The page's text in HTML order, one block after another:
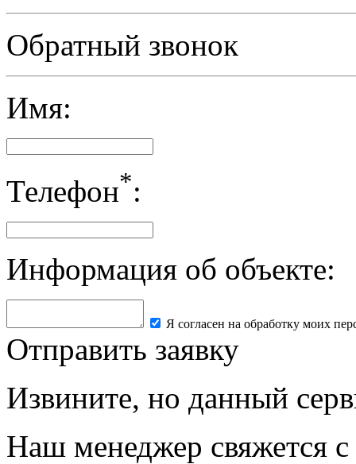
Обратный звонок
Имя:
Телефон*:
Информация об объекте:
Я согласен на обработку моих
Отправить заявку
Извините, но данный
Наш менеджер свяжется